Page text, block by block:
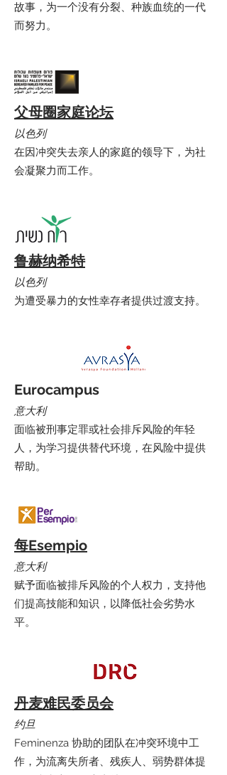
故事，为一个没有分裂、种族血统的一代
而努力。
父母圈家庭论坛
以色列
在因冲突失去亲人的家庭的领导下，为社
会凝聚力而工作。
鲁赫纳希特
以色列
为遭受暴力的女性幸存者提供过渡支持。
Eurocampus
意大利
面临被刑事定罪或社会排斥风险的年轻
人，为学习提供替代环境，在风险中提供
帮助。
每Esempio
意大利
赋予面临被排斥风险的个人权力，支持他
们提高技能和知识，以降低社会劣势水
平。
丹麦难民委员会
约旦
Feminenza 协助的团队在冲突环境中工
作，为流离失所者、残疾人、弱势群体提